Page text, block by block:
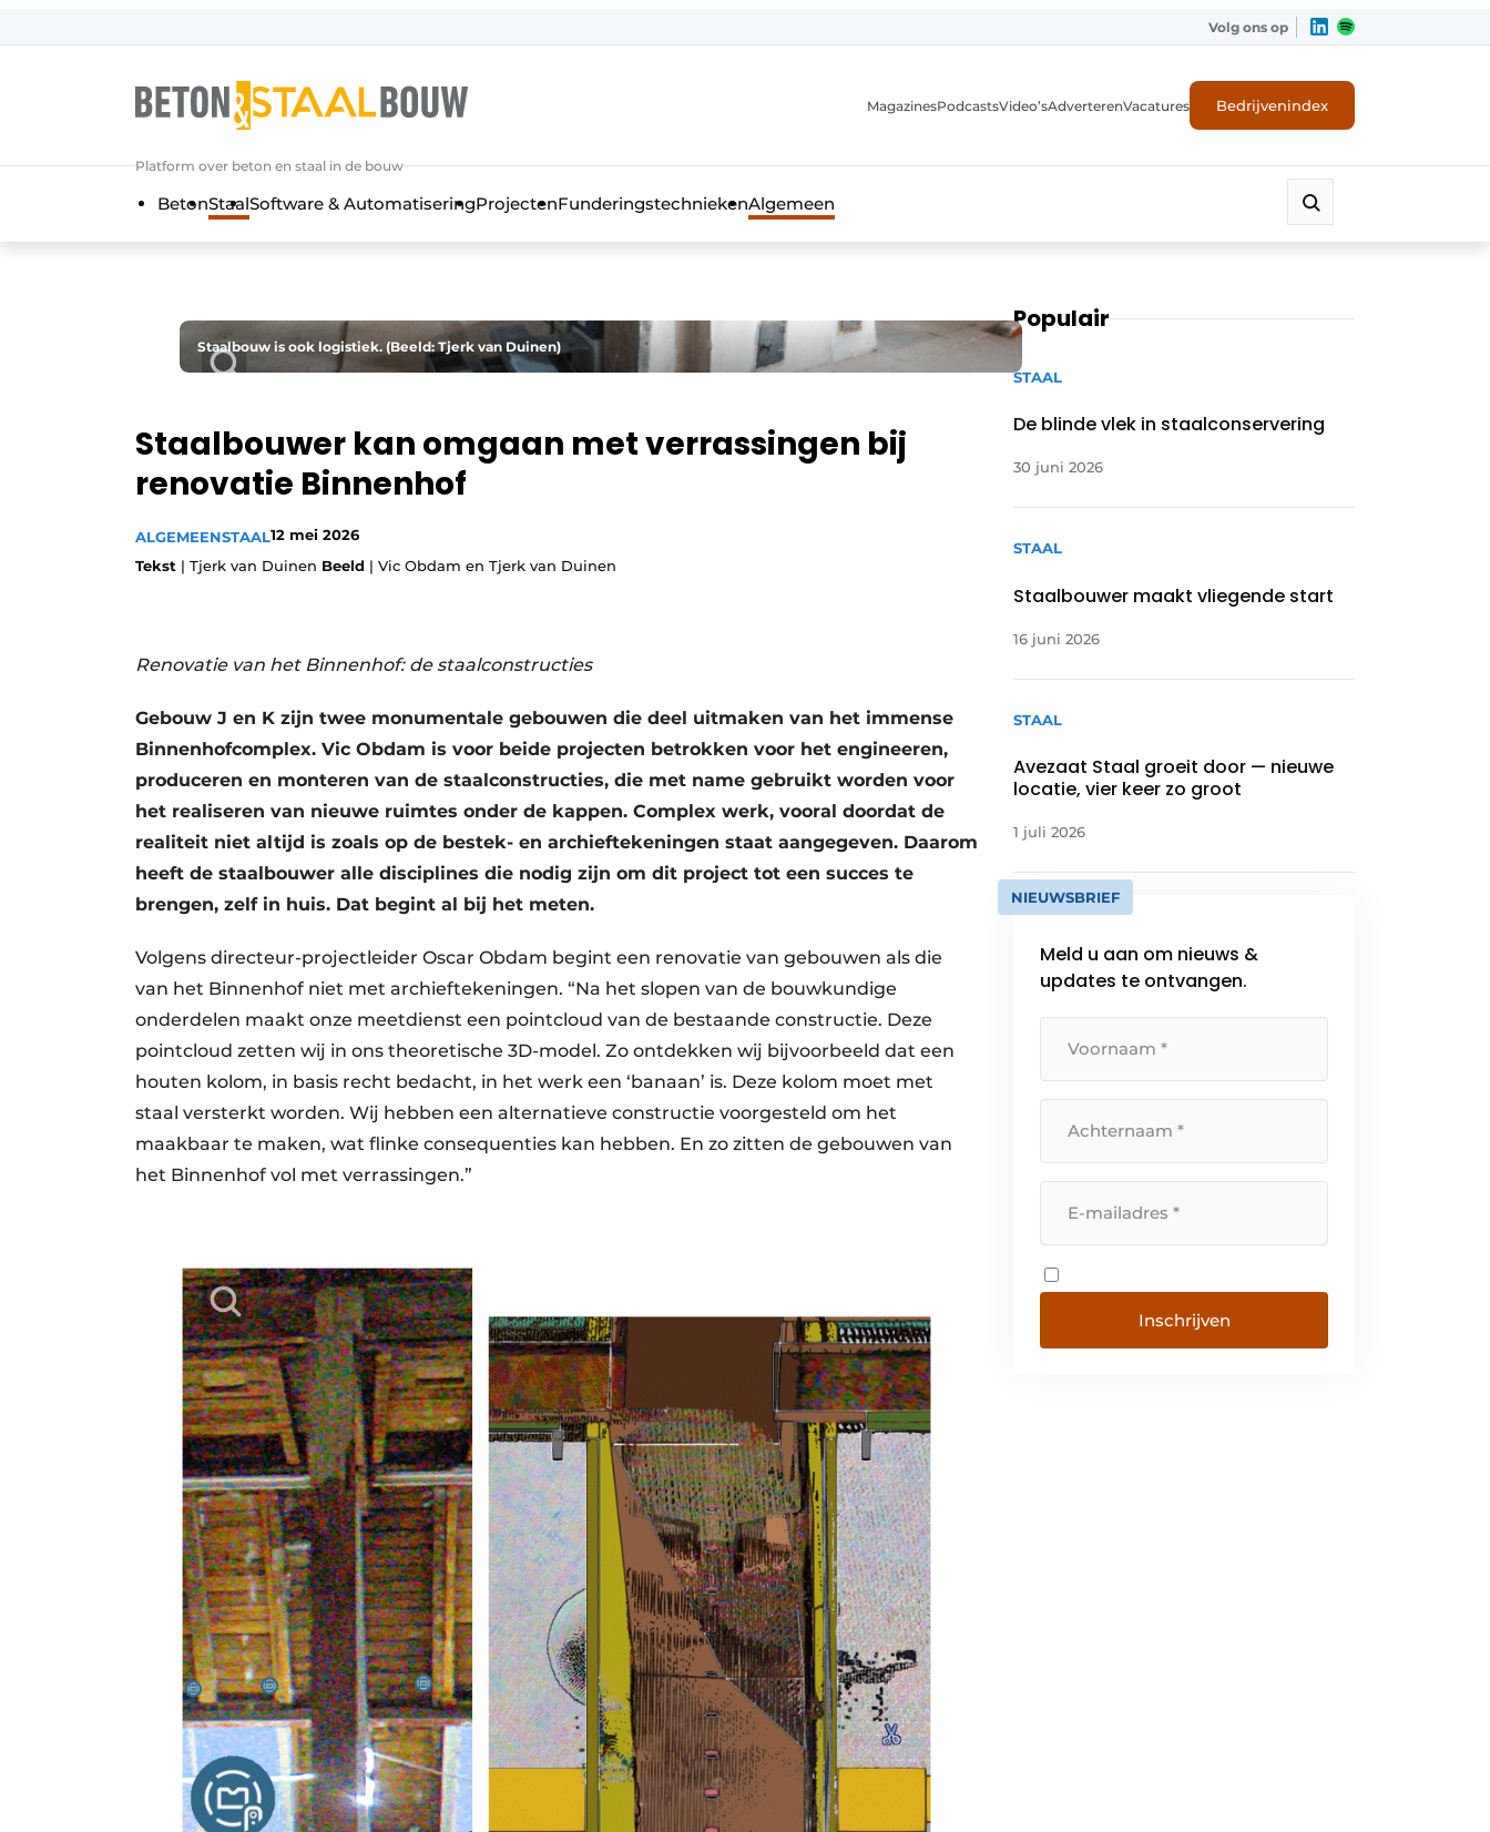
Algemene voorwaarden
Beton & Staalbouw | Ontdek hét vakblad voor de beton- en staalbouwbranche
Evenement aanmelden
Meest gelezen
Podcasts
Privacy / Cookie statement
Video’s
Volg ons op
Platform over beton en staal in de bouw
MagazinesPodcastsVideo’sAdverterenVacatures Bedrijvenindex
BetonStaalSoftware & AutomatiseringProjectenFunderingstechniekenAlgemeen
Staalbouw is ook logistiek. (Beeld: Tjerk van Duinen)
Staalbouwer kan omgaan met verrassingen bij
renovatie Binnenhof
ALGEMEENSTAAL12 mei 2026
Tekst | Tjerk van Duinen Beeld | Vic Obdam en Tjerk van Duinen
Renovatie van het Binnenhof: de staalconstructies
Gebouw J en K zijn twee monumentale gebouwen die deel uitmaken van het immense
Binnenhofcomplex. Vic Obdam is voor beide projecten betrokken voor het engineeren,
produceren en monteren van de staalconstructies, die met name gebruikt worden voor
het realiseren van nieuwe ruimtes onder de kappen. Complex werk, vooral doordat de
realiteit niet altijd is zoals op de bestek- en archieftekeningen staat aangegeven. Daarom
heeft de staalbouwer alle disciplines die nodig zijn om dit project tot een succes te
brengen, zelf in huis. Dat begint al bij het meten.
Volgens directeur-projectleider Oscar Obdam begint een renovatie van gebouwen als die
van het Binnenhof niet met archieftekeningen. “Na het slopen van de bouwkundige
onderdelen maakt onze meetdienst een pointcloud van de bestaande constructie. Deze
pointcloud zetten wij in ons theoretische 3D-model. Zo ontdekken wij bijvoorbeeld dat een
houten kolom, in basis recht bedacht, in het werk een ‘banaan’ is. Deze kolom moet met
staal versterkt worden. Wij hebben een alternatieve constructie voorgesteld om het
maakbaar te maken, wat flinke consequenties kan hebben. En zo zitten de gebouwen van
het Binnenhof vol met verrassingen.”
Populair
STAAL
De blinde vlek in staalconservering
30 juni 2026
STAAL
Staalbouwer maakt vliegende start
16 juni 2026
STAAL
Avezaat Staal groeit door — nieuwe
locatie, vier keer zo groot
1 juli 2026
NIEUWSBRIEF
Meld u aan om nieuws &
updates te ontvangen.
Inschrijven